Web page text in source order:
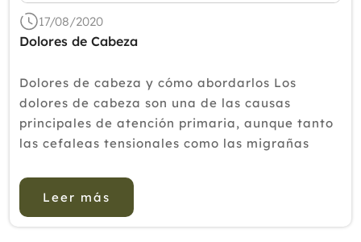
17/08/2020
Dolores de Cabeza
Dolores de cabeza y cómo abordarlos Los
dolores de cabeza son una de las causas
principales de atención primaria, aunque tanto
las cefaleas tensionales como las migrañas
matices. Cuando hablamos de dolores de c...
Leer más